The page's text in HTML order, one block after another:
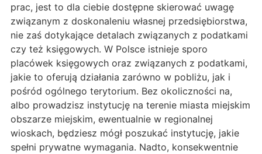
prac, jest to dla ciebie dostępne skierować uwagę
związanym z doskonaleniu własnej przedsiębiorstwa,
nie zaś dotykające detalach związanych z podatkami
czy też księgowych. W Polsce istnieje sporo
placówek księgowych oraz związanych z podatkami,
jakie to oferują działania zarówno w pobliżu, jak i
pośród ogólnego terytorium. Bez okoliczności na,
albo prowadzisz instytucję na terenie miasta miejskim
obszarze miejskim, ewentualnie w regionalnej
wioskach, będziesz mógł poszukać instytucję, jakie
spełni prywatne wymagania. Nadto, konsekwentnie